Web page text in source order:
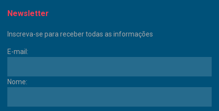
Newsletter
Inscreva-se para receber todas as informações
E-mail:
Nome: